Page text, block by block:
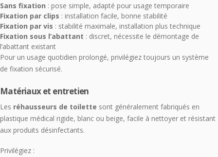
Sans fixation : pose simple, adapté pour usage temporaire
Fixation par clips : installation facile, bonne stabilité
Fixation par vis : stabilité maximale, installation plus technique
Fixation sous l’abattant : discret, nécessite le démontage de
l’abattant existant
Pour un usage quotidien prolongé, privilégiez toujours un système
de fixation sécurisé.
Matériaux et entretien
Les réhausseurs de toilette sont généralement fabriqués en
plastique médical rigide, blanc ou beige, facile à nettoyer et résistant
aux produits désinfectants.
Privilégiez :